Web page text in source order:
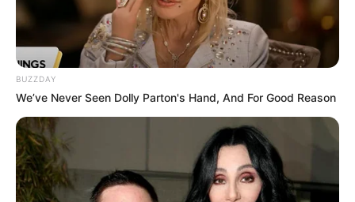
BUZZDAY
We’ve Never Seen Dolly Parton's Hand, And For Good Reason